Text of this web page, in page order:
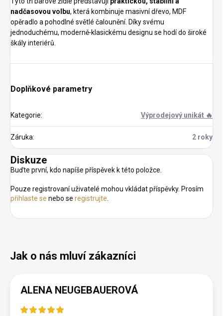
nadčasovou volbu, která kombinuje masivní dřevo, MDF
opěradlo a pohodlné světlé čalounění. Díky svému
jednoduchému, moderně‑klasickému designu se hodí do široké
škály interiérů.
Doplňkové parametry
Kategorie: Výprodejový unikát 🔥
Záruka: 2 roky
Diskuze
Buďte první, kdo napíše příspěvek k této položce.
Pouze registrovaní uživatelé mohou vkládat příspěvky. Prosím
přihlaste se nebo se registrujte
ALENA NEUGEBAUEROVÁ